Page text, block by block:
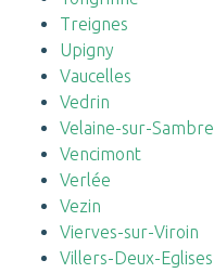
Treignes
Upigny
Vaucelles
Vedrin
Velaine-sur-Sambre
Vencimont
Verlée
Vezin
Vierves-sur-Viroin
Villers-Deux-Eglises